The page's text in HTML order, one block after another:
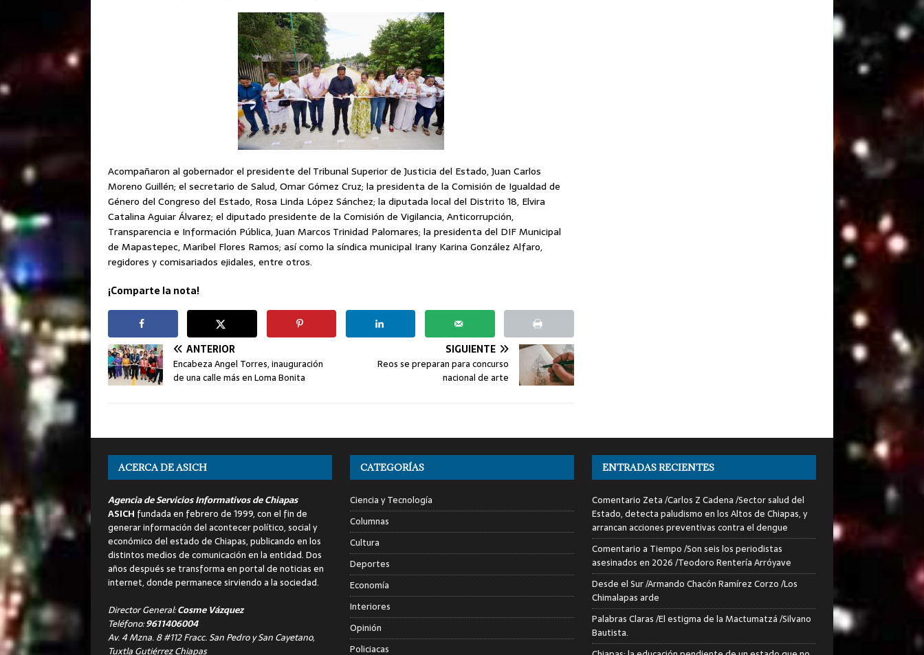
Acompañaron al gobernador el presidente del Tribunal Superior de Justicia del Estado, Juan Carlos
Moreno Guillén; el secretario de Salud, Omar Gómez Cruz; la presidenta de la Comisión de Igualdad de
Género del Congreso del Estado, Rosa Linda López Sánchez; la diputada local del Distrito 18, Elvira
Catalina Aguiar Álvarez; el diputado presidente de la Comisión de Vigilancia, Anticorrupción,
Transparencia e Información Pública, Juan Marcos Trinidad Palomares; la presidenta del DIF Municipal
de Mapastepec, Maribel Flores Ramos; así como la síndica municipal Irany Karina González Alfaro,
regidores y comisariados ejidales, entre otros.
¡Comparte la nota!
ANTERIOR
Encabeza Angel Torres, inauguración
de una calle más en Loma Bonita
SIGUIENTE
Reos se preparan para concurso
nacional de arte
ACERCA DE ASICH
Agencia de Servicios Informativos de Chiapas
ASICH fundada en febrero de 1999, con el fin de
generar información del acontecer político, social y
económico del estado de Chiapas, publicando en los
distintos medios de comunicación en la entidad. Dos
años después se transforma en portal de noticias en
internet, donde permanece sirviendo a la sociedad.
Director General:Cosme Vázquez
Teléfono:9611406004
Av. 4 Mzna. 8 #112 Fracc. San Pedro y San Cayetano,
Tuxtla Gutiérrez Chiapas
CATEGORÍAS
Ciencia y Tecnología
Columnas
Cultura
Deportes
Economía
Interiores
Opinión
Policiacas
ENTRADAS RECIENTES
Comentario Zeta /Carlos Z Cadena /Sector salud del
Estado, detecta paludismo en los Altos de Chiapas, y
arrancan acciones preventivas contra el dengue
Comentario a Tiempo /Son seis los periodistas
asesinados en 2026 /Teodoro Rentería Arróyave
Desde el Sur /Armando Chacón Ramírez Corzo /Los
Chimalapas arde
Palabras Claras /El estigma de la Mactumatzá /Silvano
Bautista.